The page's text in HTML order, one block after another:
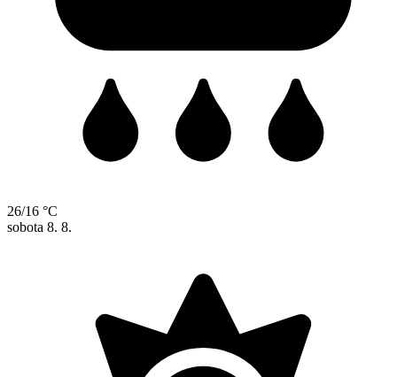
26/16 °C
sobota 8. 8.